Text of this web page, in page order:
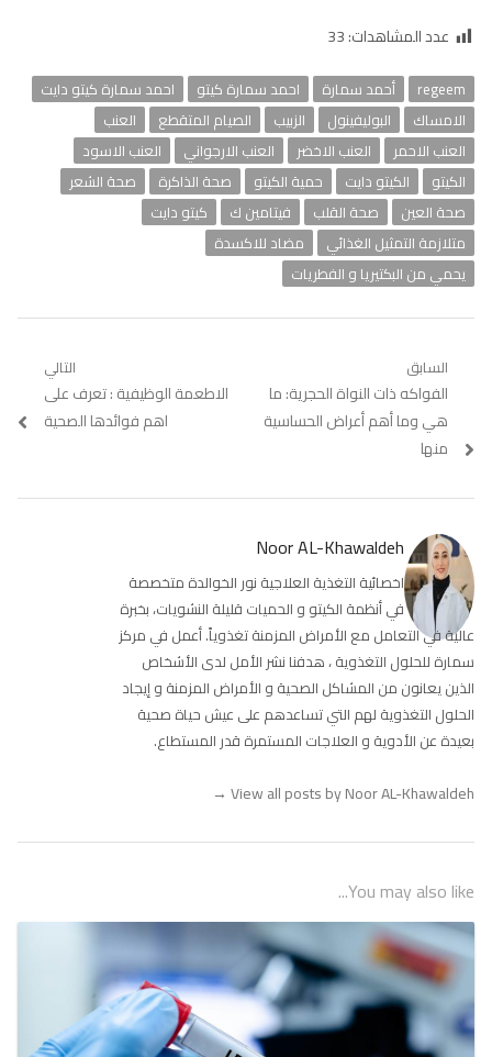
عدد المشاهدات:33
regeem أحمد سمارة احمد سمارة كيتو
احمد سمارة كيتو دايت
الامساك
البوليفينول الزبيب الصيام المتقطع
العنب
العنب الاحمر
العنب الاخضر العنب الارجواني
العنب الاسود
الكيتو
الكيتو دايت حمية الكيتو صحة الذاكرة
صحة الشعر
صحة العين
صحة القلب فيتامين ك
كيتو دايت
متلازمة التمثيل الغذائي
مضاد للاكسدة
يحمي من البكتيريا و الفطريات
تصفّح
المقالات
السابق
Previous
post:
الفواكه ذات النواة الحجرية: ما
هي وما أهم أعراض الحساسية
منها
التالي
Next
الاطعمة الوظيفية : تعرف على
اهم فوائدها الصحية
Noor AL-Khawaldeh
اخصائية التغذية العلاجية نور الخوالدة متخصصة
في أنظمة الكيتو و الحميات قليلة النشويات، بخبرة
عالية في التعامل مع الأمراض المزمنة تغذوياً. أعمل في مركز
سمارة للحلول التغذوية ، هدفنا نشر الأمل لدى الأشخاص
الذين يعانون من المشاكل الصحية و الأمراض المزمنة و إيجاد
الحلول التغذوية لهم التي تساعدهم على عيش حياة صحية
بعيدة عن الأدوية و العلاجات المستمرة قدر المستطاع.
View all posts by Noor AL-Khawaldeh
→
You may also like...